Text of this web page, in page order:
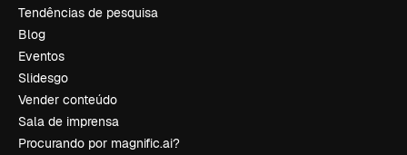
Tendências de pesquisa
Blog
Eventos
Slidesgo
Vender conteúdo
Sala de imprensa
Procurando por magnific.ai?